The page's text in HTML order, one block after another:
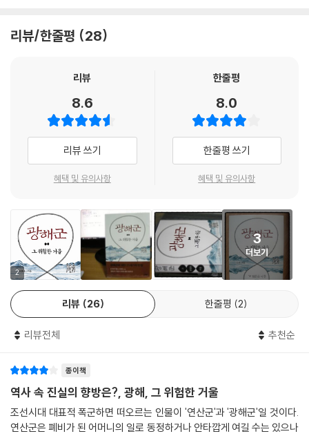
로 속은을 받기로 했다. 이들은 법을 두려워하지도 않고 앞으로도 과거 시
양이다. 그래서 이들을 대상으로 정목(正木) 각 2동씩을 속죄금으로 거두
어 쓴다면 무명의 필 수가 거의 3백여 동에 이를 것이니 이것을 영건에 보
태자고 건의했고, 광해군도 따랐다.
아예 유배 보낸 사람들에게 일정한 수량의 은을 받고 방면시켜 살게 하는
방안까지 실행에 옮겼다. 광해군의 사돈인 밀창부원군 박승종의 아이디어
였다. 계축옥사 때 당대의 이름 있는 재상들이 모두 귀양을 갔으므로 이들
을 사면시키는 방편으로 이렇게 은을 받고 놓아주기를 청했던 것이었는데,
---pp.304∼305
하다 못해 전성기를 누리고 있다. 21세기에도 광해군은 건재하다. 이 책은
오항녕 교수(전주대 역사문화학과)는 지난 100년 동안 추켜세웠던, 조선
는 본보기가 될 거울이 아니라, 우리의 미래를 망칠 위험한 거울입니다.”라
며 이 책을 21세기 초입에 시도하는 광해군에 대한 새로운 반정(反正)이
라 한다.
《광해군, 그 위험한 거울》은 정반대로 왜곡된 광해군시대를 바로잡는다는
소극적 기획은 아니다. 이 책은 파(破)가 아닌 립(立)이다. 삶을 망치는 과
면 나라를 일으키는 방법을 찾을 수 있다. 역사 이해의 증대는 실패로부터
나온다. 실패하고 나면 왜 자신들이 생각했던 일은 일어나지 않고 다른 일
이 발생했는지 설명할 필요를 크게 느낀다. 실패한 역사에서 더 배우자는
취지이다.
저자는 우리 시대 우리 국민들이 이 나라가 어떤 세상이 되길 원하는지 광
해군과 그의 시대에서 배우길 권한다. 또한 광해군을 폐위시킨 뒤 이 땅에
서 살아야 했던 조선 사람들에게 바치는 안타까운 위로, 역사적 연대의 편
사건들의 우연성을 겹쳐서 읽어내다
오항녕 교수는 2010년에 펴낸 《조선의 힘》(역사비평사)에 〈부활하는 광
해군〉이란 논문 한 편을 실었다. 이 논문이 담론으로서의 광해군을 분석한
리뷰/한줄평 28
리뷰
8.6
리뷰 쓰기
혜택 및 유의사항
한줄평
8.0
한줄평 쓰기
혜택 및 유의사항
2
3
더보기
리뷰 26 한줄평 2
리뷰전체 추천순
종이책
역사 속 진실의 향방은?, 광해, 그 위험한 거울
조선시대 대표적 폭군하면 떠오르는 인물이 '연산군'과 '광해군'일 것이다.
연산군은 폐비가 된 어머니의 일로 동정하거나 안타깝게 여길 수는 있으나